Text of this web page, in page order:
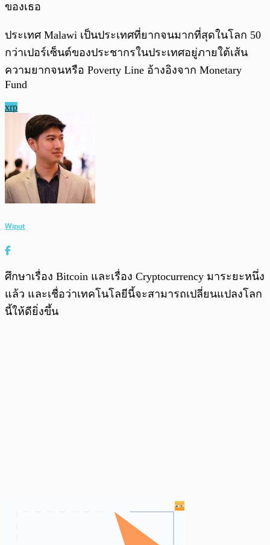
ของเธอ
ประเทศ Malawi เป็นประเทศที่ยากจนมากที่สุดในโลก 50
กว่าเปอร์เซ็นต์ของประชากรในประเทศอยู่ภายใต้เส้น
ความยากจนหรือ Poverty Line อ้างอิงจาก Monetary
Fund
xrp
Wiput
ศึกษาเรื่อง Bitcoin และเรื่อง Cryptocurrency มาระยะหนึ่ง
แล้ว และเชื่อว่าเทคโนโลยีนี้จะสามารถเปลี่ยนแปลงโลก
นี้ให้ดียิ่งขึ้น